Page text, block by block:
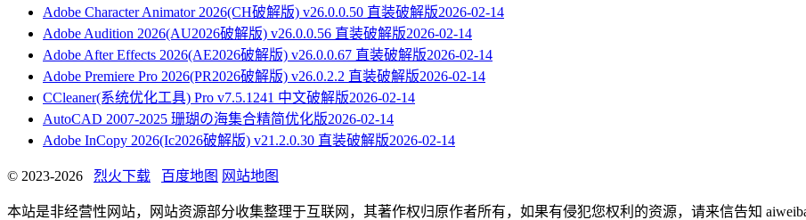
Adobe Character Animator 2026(CH破解版) v26.0.0.50 直装破解版2026-02-14
Adobe Audition 2026(AU2026破解版) v26.0.0.56 直装破解版2026-02-14
Adobe After Effects 2026(AE2026破解版) v26.0.0.67 直装破解版2026-02-14
Adobe Premiere Pro 2026(PR2026破解版) v26.0.2.2 直装破解版2026-02-14
CCleaner(系统优化工具) Pro v7.5.1241 中文破解版2026-02-14
AutoCAD 2007-2025 珊瑚の海集合精简优化版2026-02-14
Adobe InCopy 2026(Ic2026破解版) v21.2.0.30 直装破解版2026-02-14
© 2023-2026 烈火下载 百度地图 网站地图
本站是非经营性网站，网站资源部分收集整理于互联网，其著作权归原作者所有，如果有侵犯您权利的资源，请来信告知